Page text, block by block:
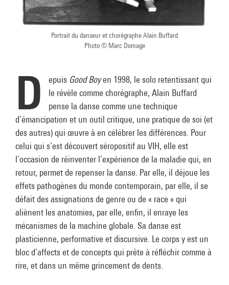
Portrait du danseur et chorégraphe Alain Buffard
Photo © Marc Domage
D epuis Good Boyen 1998, le solo retentissant qui
le révèle comme chorégraphe, Alain Buffard
pense la danse comme une technique
d’émancipation et un outil critique, une pratique de soi (et
des autres) qui œuvre à en célébrer les différences. Pour
celui qui s’est découvert séropositif au VIH, elle est
l’occasion de réinventer l’expérience de la maladie qui, en
retour, permet de repenser la danse. Par elle, il déjoue les
effets pathogènes du monde contemporain, par elle, il se
défait des assignations de genre ou de « race » qui
aliènent les anatomies, par elle, enfin, il enraye les
mécanismes de la machine globale. Sa danse est
plasticienne, performative et discursive. Le corps y est un
bloc d’affects et de concepts qui prête à réfléchir comme à
rire, et dans un même grincement de dents.